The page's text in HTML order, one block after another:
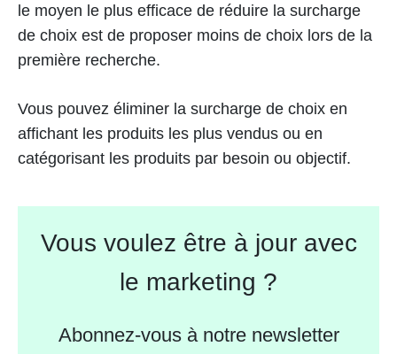
le moyen le plus efficace de réduire la surcharge
de choix est de proposer moins de choix lors de la
première recherche.
Vous pouvez éliminer la surcharge de choix en
affichant les produits les plus vendus ou en
catégorisant les produits par besoin ou objectif.
Vous voulez être à jour avec
le marketing ?
Abonnez-vous à notre newsletter